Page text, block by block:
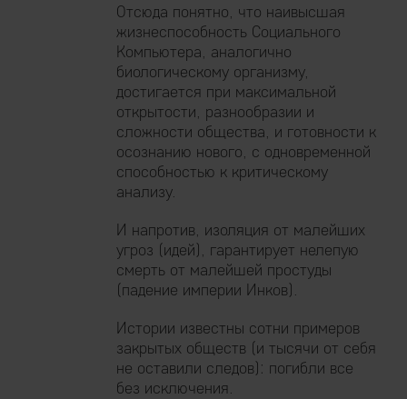
Отсюда понятно, что наивысшая
жизнеспособность Социального
Компьютера, аналогично
биологическому организму,
достигается при максимальной
открытости, разнообразии и
сложности общества, и готовности к
осознанию нового, с одновременной
способностью к критическому
анализу.
И напротив, изоляция от малейших
угроз (идей), гарантирует нелепую
смерть от малейшей простуды
(падение империи Инков).
Истории известны сотни примеров
закрытых обществ (и тысячи от себя
не оставили следов): погибли все
без исключения.